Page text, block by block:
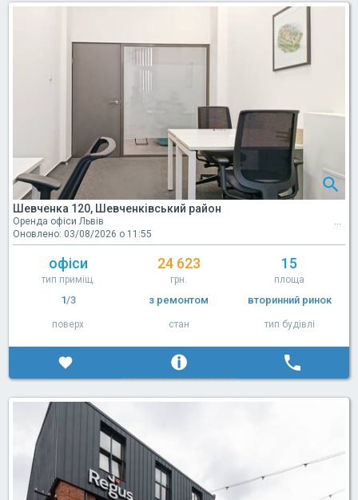
Шевченка 120, Шевченківський район
Оренда офіси Львів
Оновлено: 03/08/2026 о 11:55
офіси
тип приміщ.
24 623
грн.
15
площа
1/3
поверх
з ремонтом
стан
вторинний ринок
тип будівлі